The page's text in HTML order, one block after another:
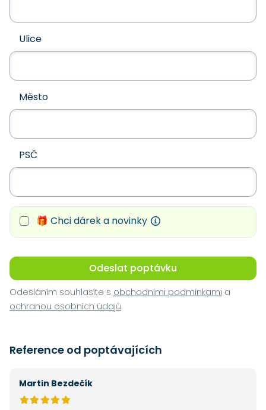
Ulice
Město
PSČ
🎁 Chci dárek a novinky
Odeslat poptávku
Odesláním souhlasíte s obchodními podmínkami a
ochranou osobních údajů.
Reference od poptávajících
Martin Bezdečík